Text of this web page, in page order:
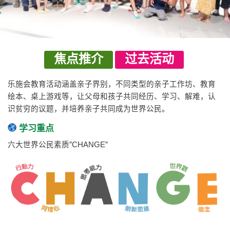
焦点推介 过去活动
乐施会教育活动涵盖亲子界别，不同类型的亲子工作坊、教育
绘本、桌上游戏等，让父母和孩子共同经历、学习、解难，认
识贫穷的议题，并培养亲子共同成为世界公民。
学习重点
六大世界公民素质”CHANGE”